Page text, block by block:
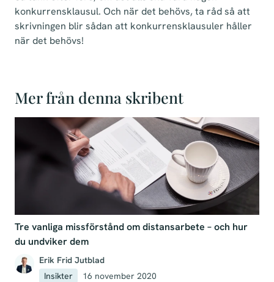
konkurrensklausul. Och när det behövs, ta råd så att
skrivningen blir sådan att konkurrensklausuler håller
när det behövs!
Mer från denna skribent
Tre vanliga missförstånd om distansarbete – och hur
du undviker dem
Erik Frid Jutblad
Insikter
16 november 2020